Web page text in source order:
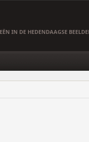
IN DE HEDENDAAGSE